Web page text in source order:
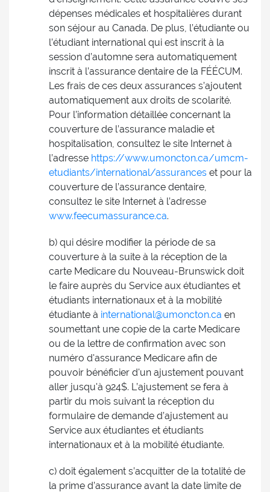
dépenses médicales et hospitalières durant
son séjour au Canada. De plus, l’étudiante ou
l’étudiant international qui est inscrit à la
session d’automne sera automatiquement
inscrit à l’assurance dentaire de la FÉÉCUM.
Les frais de ces deux assurances s’ajoutent
automatiquement aux droits de scolarité.
Pour l’information détaillée concernant la
couverture de l’assurance maladie et
hospitalisation, consultez le site Internet à
l’adresse https://www.umoncton.ca/umcm-
etudiants/international/assurances et pour la
couverture de l’assurance dentaire,
consultez le site Internet à l’adresse
www.feecumassurance.ca.
b) qui désire modifier la période de sa
couverture à la suite à la réception de la
carte Medicare du Nouveau-Brunswick doit
le faire auprès du Service aux étudiantes et
étudiants internationaux et à la mobilité
étudiante à international@umoncton.ca en
soumettant une copie de la carte Medicare
ou de la lettre de confirmation avec son
numéro d'assurance Medicare afin de
pouvoir bénéficier d'un ajustement pouvant
aller jusqu'à 924$. L’ajustement se fera à
partir du mois suivant la réception du
formulaire de demande d’ajustement au
Service aux étudiantes et étudiants
internationaux et à la mobilité étudiante.
c) doit également s’acquitter de la totalité de
la prime d’assurance avant la date limite de